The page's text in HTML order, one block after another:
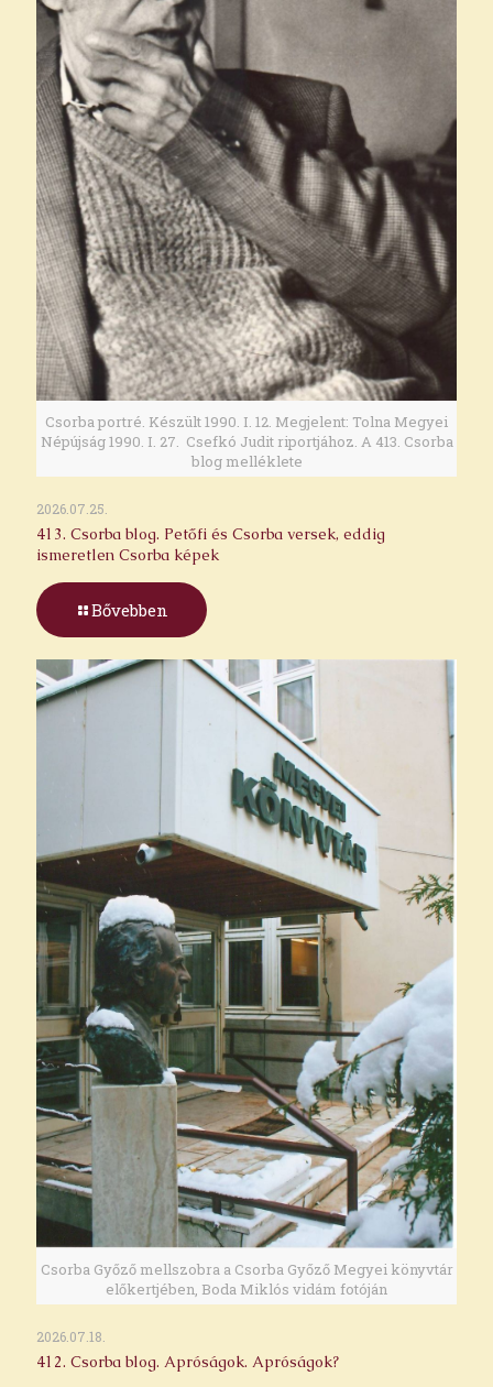
Csorba portré. Készült 1990. I. 12. Megjelent: Tolna Megyei
Népújság 1990. I. 27. Csefkó Judit riportjához. A 413. Csorba
blog melléklete
2026.07.25.
413. Csorba blog. Petőfi és Csorba versek, eddig
ismeretlen Csorba képek
Bővebben
Csorba Győző mellszobra a Csorba Győző Megyei könyvtár
előkertjében, Boda Miklós vidám fotóján
2026.07.18.
412. Csorba blog. Apróságok. Apróságok?